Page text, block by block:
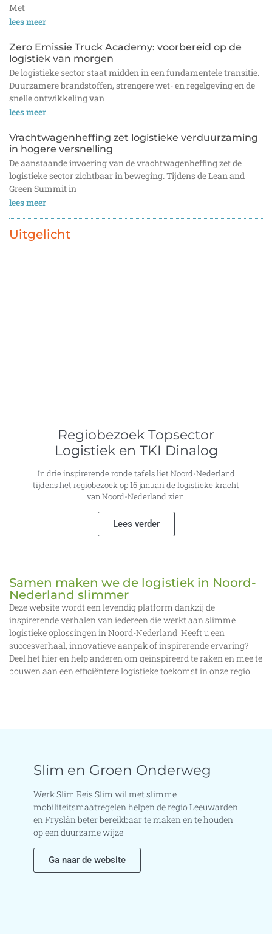
Met
lees meer
Zero Emissie Truck Academy: voorbereid op de
logistiek van morgen
De logistieke sector staat midden in een fundamentele transitie.
Duurzamere brandstoffen, strengere wet- en regelgeving en de
snelle ontwikkeling van
lees meer
Vrachtwagenheffing zet logistieke verduurzaming
in hogere versnelling
De aanstaande invoering van de vrachtwagenheffing zet de
logistieke sector zichtbaar in beweging. Tijdens de Lean and
Green Summit in
lees meer
Uitgelicht
Regiobezoek Topsector
Logistiek en TKI Dinalog
In drie inspirerende ronde tafels liet Noord-Nederland
tijdens het regiobezoek op 16 januari de logistieke kracht
van Noord-Nederland zien.
Lees verder
Samen maken we de logistiek in Noord-
Nederland slimmer
Deze website wordt een levendig platform dankzij de
inspirerende verhalen van iedereen die werkt aan slimme
logistieke oplossingen in Noord-Nederland. Heeft u een
succesverhaal, innovatieve aanpak of inspirerende ervaring?
Deel het hier en help anderen om geïnspireerd te raken en mee te
bouwen aan een efficiëntere logistieke toekomst in onze regio!
Slim en Groen Onderweg
Werk Slim Reis Slim wil met slimme
mobiliteitsmaatregelen helpen de regio Leeuwarden
en Fryslân beter bereikbaar te maken en te houden
op een duurzame wijze.
Ga naar de website